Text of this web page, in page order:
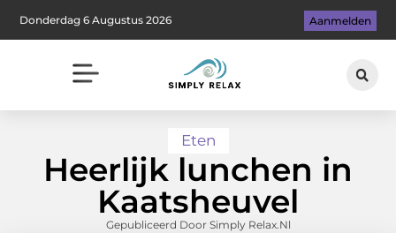
Donderdag 6 Augustus 2026 Aanmelden
Eten
Heerlijk lunchen in
Kaatsheuvel
Gepubliceerd Door Simply Relax.nl